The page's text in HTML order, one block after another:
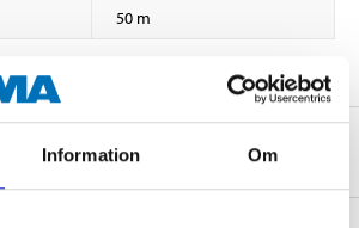
Information Om
50 m